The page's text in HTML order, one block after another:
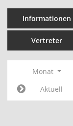
Informationen
Vertreter
Monat
Aktuell